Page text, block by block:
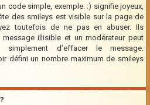
code simple, exemple: :) signifie joyeux,
des smileys est visible sur la page de
toutefois de ne pas en abuser. Ils
illisible et un modérateur peut
d’effacer le message.
défini un nombre maximum de smileys